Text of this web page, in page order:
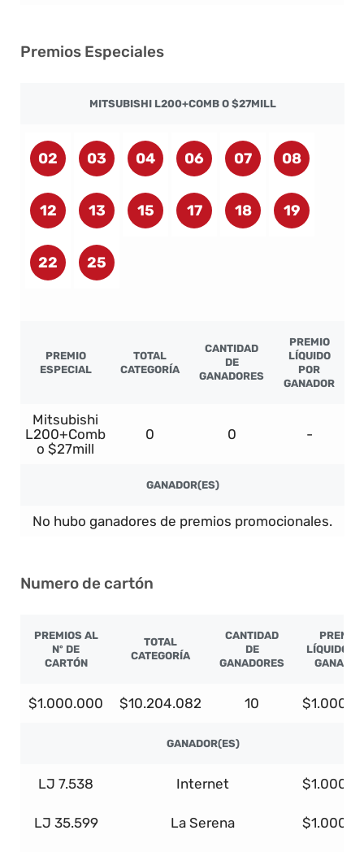
Premios Especiales
MITSUBISHI L200+COMB O $27MILL
02 03 04 06 07 08
12 13 15 17 18 19
22 25
PREMIO
ESPECIAL
TOTAL
CATEGORÍA
CANTIDAD
DE
GANADORES
PREMIO
LÍQUIDO
POR
GANADOR
Mitsubishi
L200+Comb
o $27mill
0 0 -
GANADOR(ES)
No hubo ganadores de premios promocionales.
Numero de cartón
PREMIOS AL
Nº DE
CARTÓN
TOTAL
CATEGORÍA
CANTIDAD
DE
GANADORES
PREMIO
LÍQUIDO
$1.000.000 $10.204.082 10
GANADOR(ES)
LJ 7.538 Internet
LJ 35.599 La Serena